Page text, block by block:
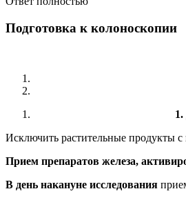
Подготовка к колоноскопии
Исключить растительные продукты с
Прием препаратов железа,
В день накануне исследования